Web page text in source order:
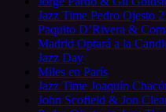
Jazz Time Pedro Ojesto
Paquito D’Rivera &
Madrid Optará a la
Jazz Day
Miles en París
Jazz Time Joaquín
John Scofield & Jon